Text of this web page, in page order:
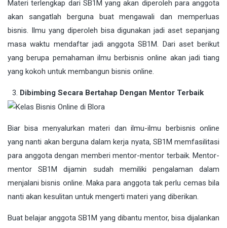
Materi terlengkap dari SB1M yang akan diperoleh para anggota
akan sangatlah berguna buat mengawali dan memperluas
bisnis. Ilmu yang diperoleh bisa digunakan jadi aset sepanjang
masa waktu mendaftar jadi anggota SB1M. Dari aset berikut
yang berupa pemahaman ilmu berbisnis online akan jadi tiang
yang kokoh untuk membangun bisnis online.
Dibimbing Secara Bertahap Dengan Mentor Terbaik
Biar bisa menyalurkan materi dan ilmu-ilmu berbisnis online
yang nanti akan berguna dalam kerja nyata, SB1M memfasilitasi
para anggota dengan memberi mentor-mentor terbaik. Mentor-
mentor SB1M dijamin sudah memiliki pengalaman dalam
menjalani bisnis online. Maka para anggota tak perlu cemas bila
nanti akan kesulitan untuk mengerti materi yang diberikan.
Buat belajar anggota SB1M yang dibantu mentor, bisa dijalankan